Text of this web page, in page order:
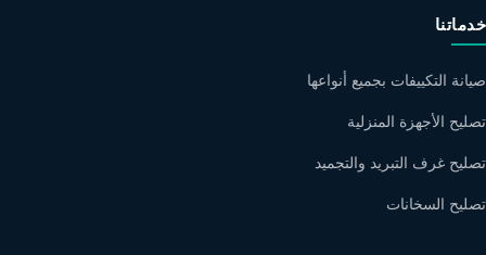
خدماتنا
صيانة التكييفات بجميع أنواعها
تصليح الأجهزة المنزلية
تصليح غرف التبريد والتجميد
تصليح السخانات